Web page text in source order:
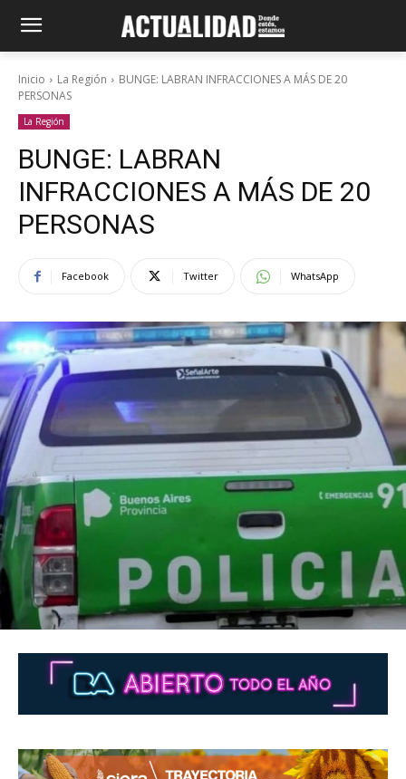
Inicio La Región
BUNGE: LABRAN INFRACCIONES A MÁS DE 20
PERSONAS
La Región
BUNGE: LABRAN
INFRACCIONES A MÁS DE 20
PERSONAS
Facebook Twitter WhatsApp